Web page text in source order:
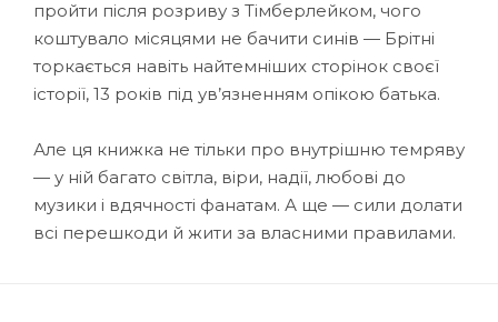
пройти після розриву з Тімберлейком, чого
коштувало місяцями не бачити синів — Брітні
торкається навіть найтемніших сторінок своєї
історії, 13 років під ув’язненням опікою батька.
Але ця книжка не тільки про внутрішню темряву
— у ній багато світла, віри, надії, любові до
музики і вдячності фанатам. А ще — сили долати
всі перешкоди й жити за власними правилами.